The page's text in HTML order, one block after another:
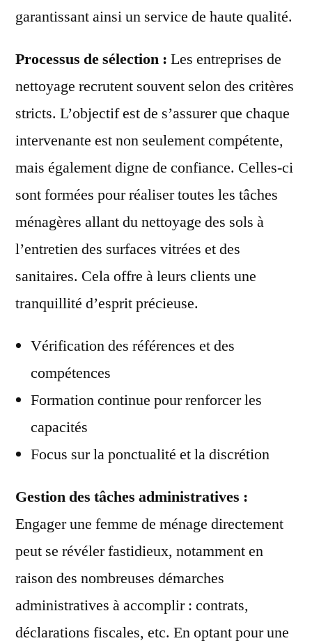
garantissant ainsi un service de haute qualité.
Processus de sélection : Les entreprises de
nettoyage recrutent souvent selon des critères
stricts. L’objectif est de s’assurer que chaque
intervenante est non seulement compétente,
mais également digne de confiance. Celles-ci
sont formées pour réaliser toutes les tâches
ménagères allant du nettoyage des sols à
l’entretien des surfaces vitrées et des
sanitaires. Cela offre à leurs clients une
tranquillité d’esprit précieuse.
Vérification des références et des
compétences
Formation continue pour renforcer les
capacités
Focus sur la ponctualité et la discrétion
Gestion des tâches administratives :
Engager une femme de ménage directement
peut se révéler fastidieux, notamment en
raison des nombreuses démarches
administratives à accomplir : contrats,
déclarations fiscales, etc. En optant pour une